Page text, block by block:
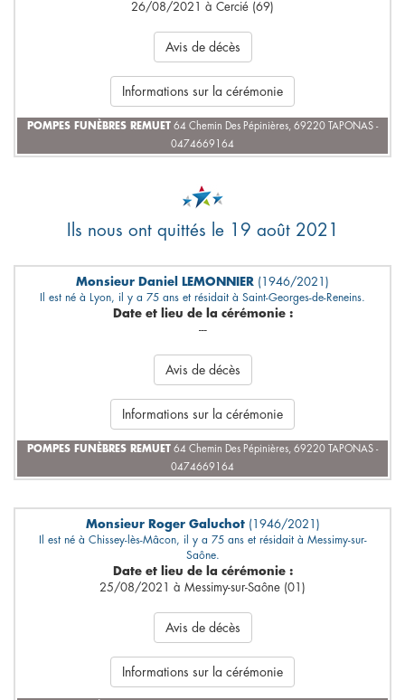
26/08/2021 à Cercié (69)
Avis de décès
Informations sur la cérémonie
POMPES FUNÈBRES REMUET 64 Chemin Des Pépinières, 69220 TAPONAS -
0474669164
Ils nous ont quittés le 19 août 2021
Monsieur Daniel LEMONNIER (1946/2021)
Il est né à Lyon, il y a 75 ans et résidait à Saint-Georges-de-Reneins.
Date et lieu de la cérémonie :
---
Avis de décès
Informations sur la cérémonie
POMPES FUNÈBRES REMUET 64 Chemin Des Pépinières, 69220 TAPONAS -
0474669164
Monsieur Roger Galuchot (1946/2021)
Il est né à Chissey-lès-Mâcon, il y a 75 ans et résidait à Messimy-sur-
Saône.
Date et lieu de la cérémonie :
25/08/2021 à Messimy-sur-Saône (01)
Avis de décès
Informations sur la cérémonie